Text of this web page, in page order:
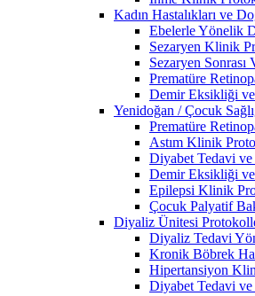
Kadın Hastalıkları ve
Ebelerle Yönelik
Sezaryen Klinik
Sezaryen
Prematüre
Demir Eksikliği
Yenidoğan / Çocuk
Prematüre
Astım Klinik
Diyabet Tedavi
Demir Eksikliği
Epilepsi Klinik
Çocuk Palyatif
Diyaliz Ünitesi
Diyaliz Tedavi
Kronik Böbrek
Hipertansiyon
Diyabet Tedavi